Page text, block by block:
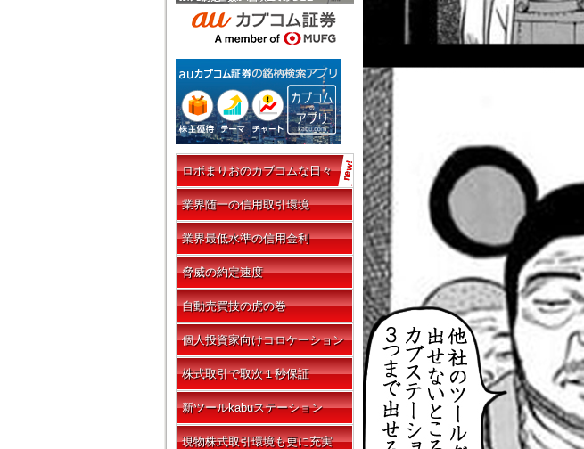
ロボまりおのカブコムな日々
業界随一の信用取引環境
業界最低水準の信用金利
脅威の約定速度
自動売買技の虎の巻
個人投資家向けコロケーション
株式取引で取次１秒保証
新ツールkabuステーション
現物株式取引環境も更に充実